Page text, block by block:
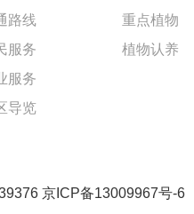
路线
服务
服务
导览
重点植物
植物认养
京ICP备13009967号-6